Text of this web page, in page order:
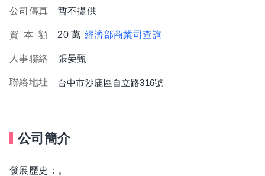
公司傳真 暫不提供
資 本 額 20 萬 經濟部商業司查詢
人事聯絡 張晏甄
聯絡地址 台中市沙鹿區自立路316號
公司簡介
發展歷史：。